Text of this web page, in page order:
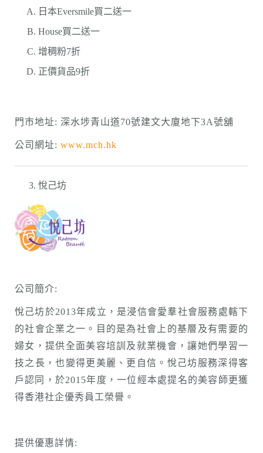
日本Eversmile買二送一
House買二送一
增稠粉7折
正價貨品9折
門市地址: 深水埗青山道70號建文大廈地下3A號舖
公司網址: www.mch.hk
悅己坊
公司簡介:
悅己坊於2013年成立，是浸信會愛羣社會服務處轄下
的社會企業之一。目的是為社會上的基層及有需要的
婦女，提供全面美容培訓及就業機會，讓她們學習一
技之長，也變得更美麗、更自信。悅己坊服務深得客
戶認同，於2015年度，一位經本處提名的美容師更獲
得香港社企優秀員工榮譽。
提供優惠詳情: